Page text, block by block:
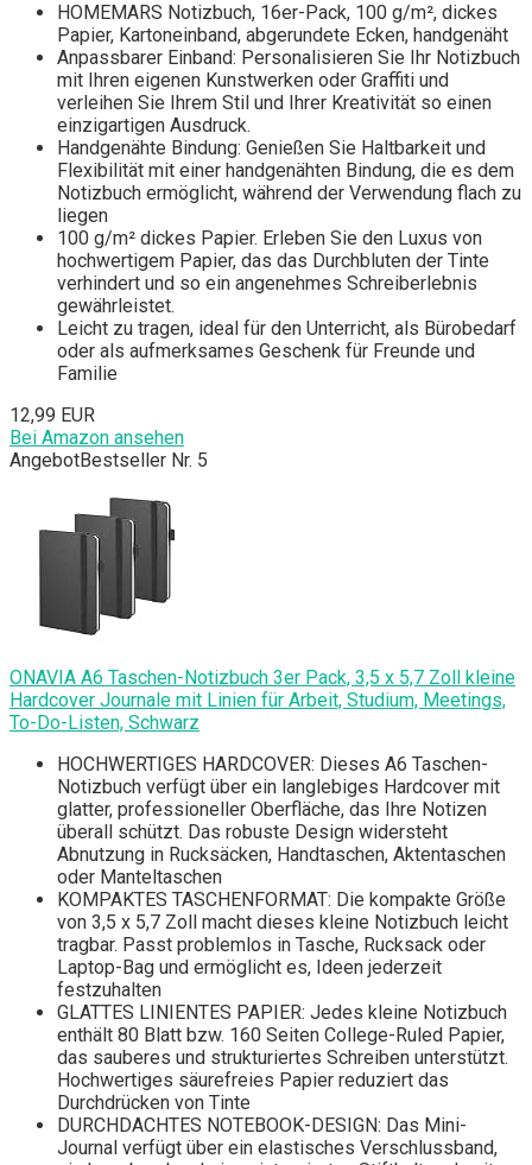
HOMEMARS Notizbuch, 16er-Pack, 100 g/m², dickes
Papier, Kartoneinband, abgerundete Ecken, handgenäht
Anpassbarer Einband: Personalisieren Sie Ihr Notizbuch
mit Ihren eigenen Kunstwerken oder Graffiti und
verleihen Sie Ihrem Stil und Ihrer Kreativität so einen
einzigartigen Ausdruck.
Handgenähte Bindung: Genießen Sie Haltbarkeit und
Flexibilität mit einer handgenähten Bindung, die es dem
Notizbuch ermöglicht, während der Verwendung flach zu
liegen
100 g/m² dickes Papier. Erleben Sie den Luxus von
hochwertigem Papier, das das Durchbluten der Tinte
verhindert und so ein angenehmes Schreiberlebnis
gewährleistet.
Leicht zu tragen, ideal für den Unterricht, als Bürobedarf
oder als aufmerksames Geschenk für Freunde und
Familie
12,99 EUR
Bei Amazon ansehen
AngebotBestseller Nr. 5
ONAVIA A6 Taschen-Notizbuch 3er Pack, 3,5 x 5,7 Zoll kleine
Hardcover Journale mit Linien für Arbeit, Studium, Meetings,
To-Do-Listen, Schwarz
HOCHWERTIGES HARDCOVER: Dieses A6 Taschen-
Notizbuch verfügt über ein langlebiges Hardcover mit
glatter, professioneller Oberfläche, das Ihre Notizen
überall schützt. Das robuste Design widersteht
Abnutzung in Rucksäcken, Handtaschen, Aktentaschen
oder Manteltaschen
KOMPAKTES TASCHENFORMAT: Die kompakte Größe
von 3,5 x 5,7 Zoll macht dieses kleine Notizbuch leicht
tragbar. Passt problemlos in Tasche, Rucksack oder
Laptop-Bag und ermöglicht es, Ideen jederzeit
festzuhalten
GLATTES LINIENTES PAPIER: Jedes kleine Notizbuch
enthält 80 Blatt bzw. 160 Seiten College-Ruled Papier,
das sauberes und strukturiertes Schreiben unterstützt.
Hochwertiges säurefreies Papier reduziert das
Durchdrücken von Tinte
DURCHDACHTES NOTEBOOK-DESIGN: Das Mini-
Journal verfügt über ein elastisches Verschlussband,